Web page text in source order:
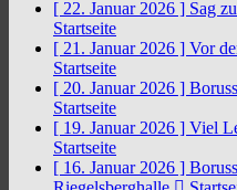
[ 22. Januar 2026 ] Sag
Startseite
[ 21. Januar 2026 ] Vor
Startseite
[ 20. Januar 2026 ]
Startseite
[ 19. Januar 2026 ] Viel
Startseite
[ 16. Januar 2026 ]